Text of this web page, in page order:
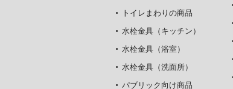
トイレまわりの商品
水栓金具（キッチン）
水栓金具（浴室）
水栓金具（洗面所）
パブリック向け商品